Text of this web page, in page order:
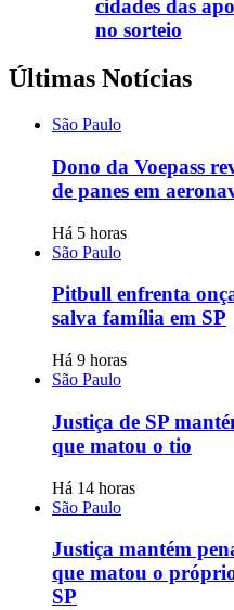
cidades das
no sorteio
Últimas Notícias
São Paulo
Dono da Voepass
de panes em
Há 5 horas
São Paulo
Pitbull enfrenta
salva família em SP
Há 9 horas
São Paulo
Justiça de SP
que matou o tio
Há 14 horas
São Paulo
Justiça mantém
que matou o
SP